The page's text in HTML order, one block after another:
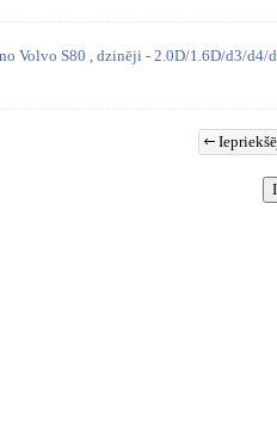
Volvo S80 , dzinēji - 2.0D/1.6D/d3/d4/